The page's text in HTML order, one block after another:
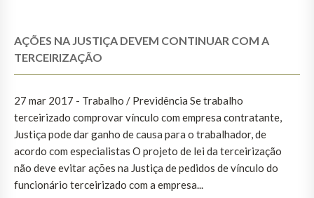
AÇÕES NA JUSTIÇA DEVEM CONTINUAR COM A
TERCEIRIZAÇÃO
27 mar 2017 - Trabalho / Previdência Se trabalho
terceirizado comprovar vínculo com empresa contratante,
Justiça pode dar ganho de causa para o trabalhador, de
acordo com especialistas O projeto de lei da terceirização
não deve evitar ações na Justiça de pedidos de vínculo do
funcionário terceirizado com a empresa...